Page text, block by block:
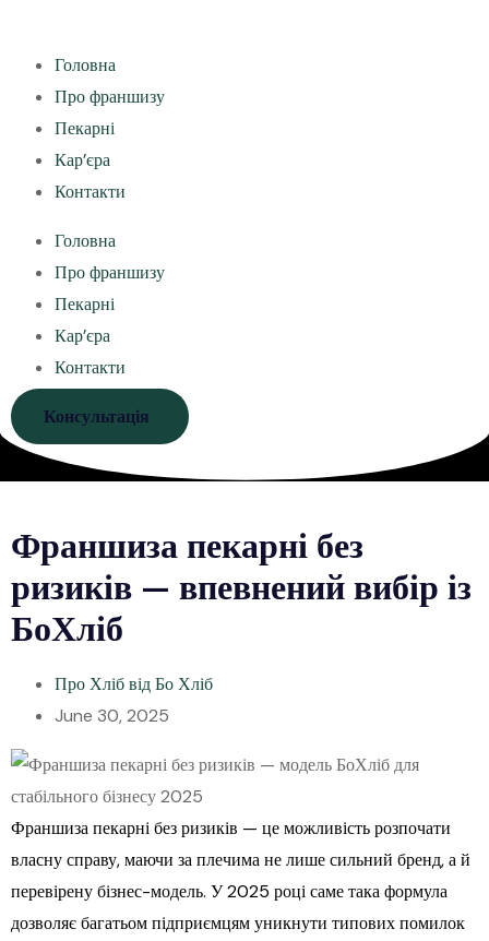
Головна
Про франшизу
Пекарні
Кар’єра
Контакти
Головна
Про франшизу
Пекарні
Кар’єра
Контакти
Консультація
Франшиза пекарні без
ризиків — впевнений вибір із
БоХліб
Про Хліб від Бо Хліб
June 30, 2025
Франшиза пекарні без ризиків — це можливість розпочати
власну справу, маючи за плечима не лише сильний бренд, а й
перевірену бізнес-модель. У 2025 році саме така формула
дозволяє багатьом підприємцям уникнути типових помилок